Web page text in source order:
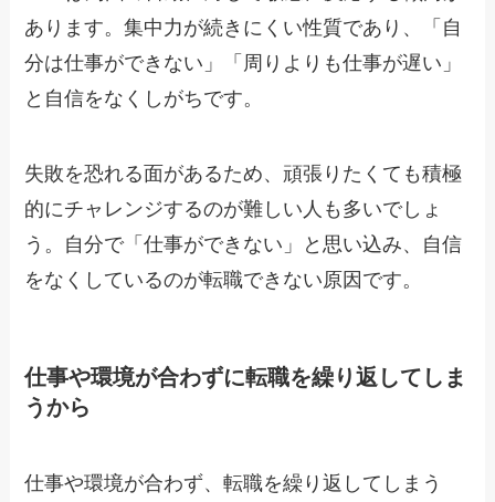
あります。集中力が続きにくい性質であり、「自
分は仕事ができない」「周りよりも仕事が遅い」
と自信をなくしがちです。
失敗を恐れる面があるため、頑張りたくても積極
的にチャレンジするのが難しい人も多いでしょ
う。自分で「仕事ができない」と思い込み、自信
をなくしているのが転職できない原因です。
仕事や環境が合わずに転職を繰り返してしま
うから
仕事や環境が合わず、転職を繰り返してしまう